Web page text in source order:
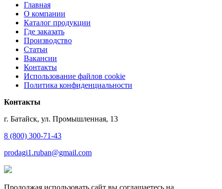
Главная
О компании
Каталог продукции
Где заказать
Производство
Статьи
Вакансии
Контакты
Использование файлов cookie
Политика конфиденциальности
Контакты
г. Батайск, ул. Промышленная, 13
8 (800) 300-71-43
prodagi1.ruban@gmail.com